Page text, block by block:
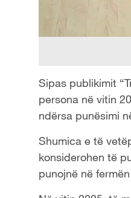
Sipas publikimit
persona në vitin
ndërsa punësimi
Shumica e të
konsiderohen të
punojnë në